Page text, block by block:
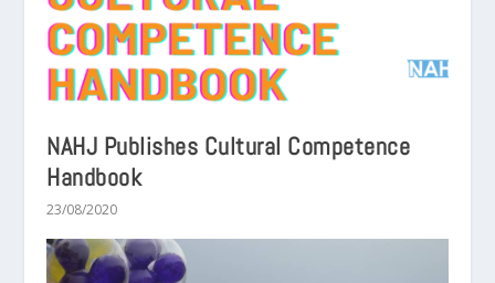
NAHJ Publishes Cultural Competence
Handbook
23/08/2020